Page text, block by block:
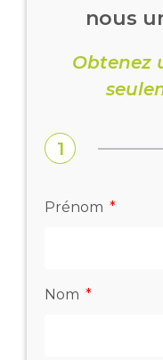
nous
Obtenez
1
Prénom
Nom